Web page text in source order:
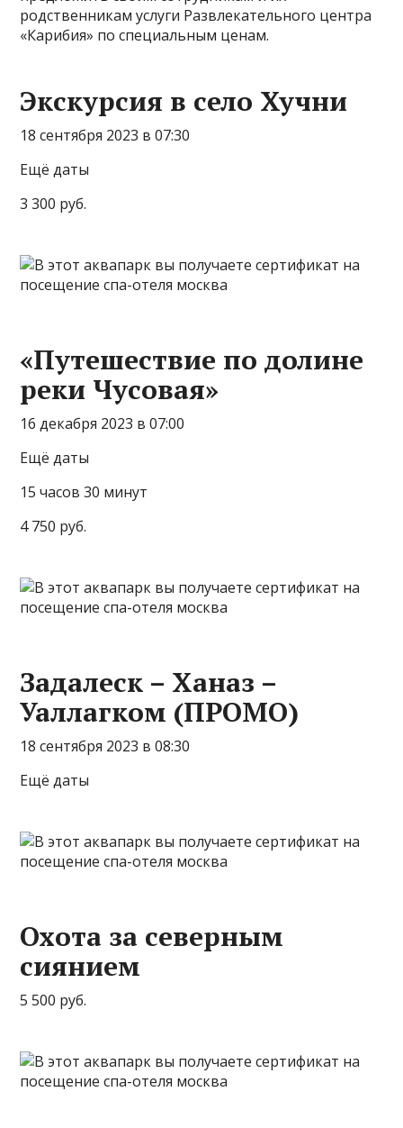
родственникам услуги Развлекательного центра
«Карибия» по специальным ценам.
Экскурсия в село Хучни
18 сентября 2023 в 07:30
Ещё даты
3 300 руб.
«Путешествие по долине
реки Чусовая»
16 декабря 2023 в 07:00
Ещё даты
15 часов 30 минут
4 750 руб.
Задалеск – Ханаз –
Уаллагком (ПРОМО)
18 сентября 2023 в 08:30
Ещё даты
Охота за северным
сиянием
5 500 руб.